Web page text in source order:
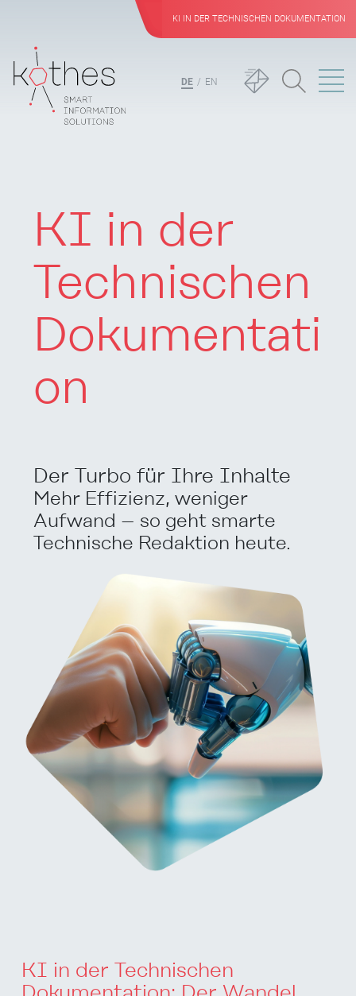
KI IN DER TECHNISCHEN DOKUMENTATION
DE EN
KI in der
Technischen
Dokumentati
on
Der Turbo für Ihre Inhalte
Mehr Effizienz, weniger
Aufwand – so geht smarte
Technische Redaktion heute.
KI in der Technischen